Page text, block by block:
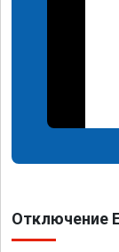
Отключение